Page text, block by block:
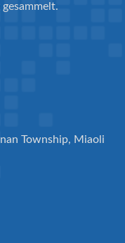
Township, Miaoli